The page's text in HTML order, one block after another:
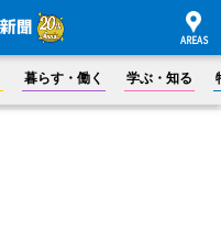
暮らす・働く 学ぶ・知る